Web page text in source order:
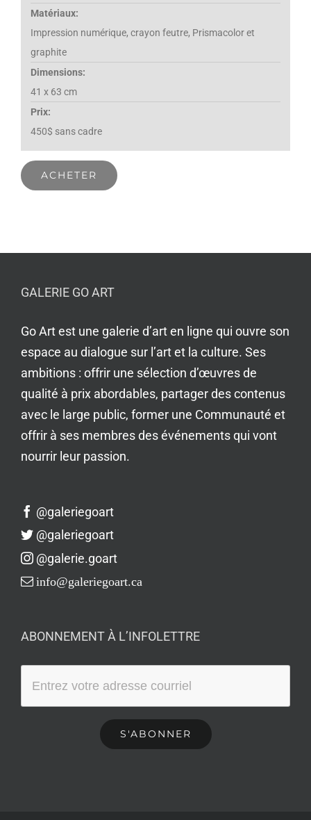
Matériaux:
Impression numérique, crayon feutre, Prismacolor et
graphite
Dimensions:
41 x 63 cm
Prix:
450$ sans cadre
GALERIE GO ART
Go Art est une galerie d’art en ligne qui ouvre son
espace au dialogue sur l’art et la culture. Ses
ambitions : offrir une sélection d’œuvres de
qualité à prix abordables, partager des contenus
avec le large public, former une Communauté et
offrir à ses membres des événements qui vont
nourrir leur passion.
@galeriegoart
@galeriegoart
@galerie.goart
info@galeriegoart.ca
ABONNEMENT À L’INFOLETTRE